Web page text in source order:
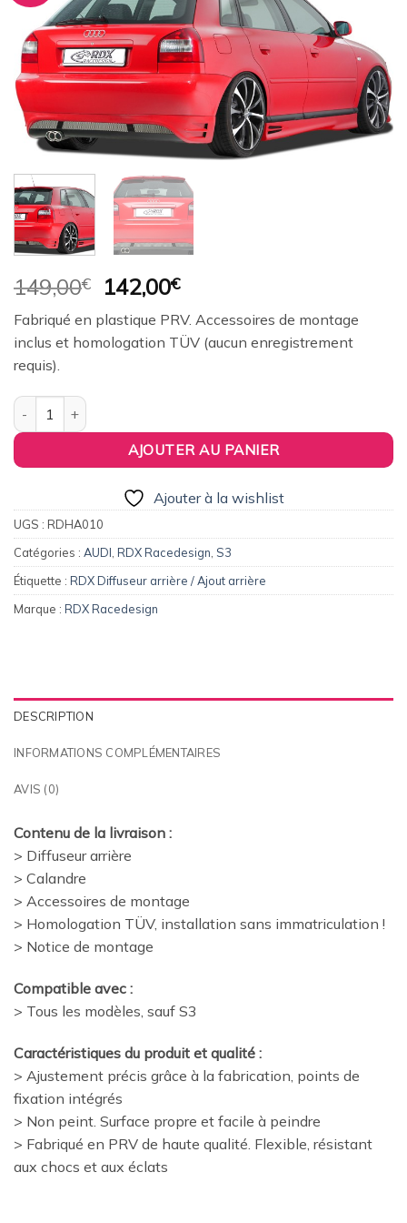
wishlist
149,00€
Le
prix
initial
était :
142,00€Le
prix
actuel
est :
Fabriqué en plastique PRV. Accessoires de montage
inclus et homologation TÜV (aucun enregistrement
requis).
quantité de Diffuseur / Ajout de pare-chocs arrière RDX pour
AJOUTER AU PANIER
Ajouter à la wishlist
UGS : RDHA010
Catégories : AUDI RDX Racedesign S3
Étiquette : RDX Diffuseur arrière / Ajout arrière
Marque : RDX Racedesign
DESCRIPTION
INFORMATIONS COMPLÉMENTAIRES
AVIS (0)
Contenu de la livraison :
> Diffuseur arrière
> Calandre
> Accessoires de montage
> Homologation TÜV, installation sans immatriculation !
> Notice de montage
Compatible avec :
> Tous les modèles, sauf S3
Caractéristiques du produit et qualité :
> Ajustement précis grâce à la fabrication, points de
fixation intégrés
> Non peint. Surface propre et facile à peindre
> Fabriqué en PRV de haute qualité. Flexible, résistant
aux chocs et aux éclats